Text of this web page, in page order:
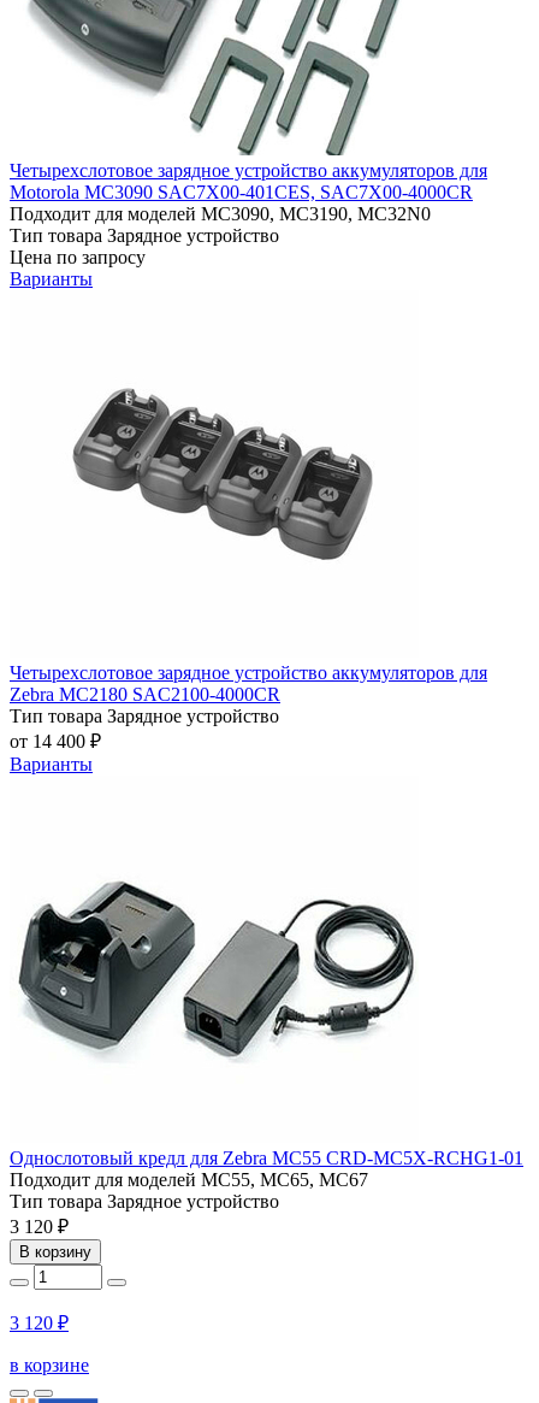
Четырехслотовое зарядное устройство аккумуляторов для
Motorola MC3090 SAC7X00-401CES, SAC7X00-4000CR
Подходит для моделей MC3090, MC3190, MC32N0
Тип товара Зарядное устройство
Цена по запросу
Варианты
Четырехслотовое зарядное устройство аккумуляторов для
Zebra MC2180 SAC2100-4000CR
Тип товара Зарядное устройство
от 14 400 ₽
Варианты
Однослотовый кредл для Zebra MC55 CRD-MC5X-RCHG1-01
Подходит для моделей MC55, MC65, MC67
Тип товара Зарядное устройство
3 120 ₽
В корзину
3 120 ₽
в корзине